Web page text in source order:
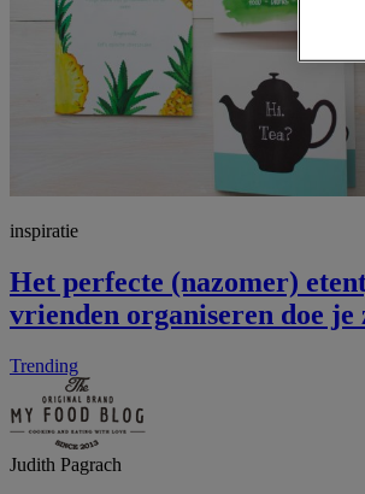
inspiratie
Het perfecte (nazomer)
vrienden organiseren doe je
Trending
Judith Pagrach